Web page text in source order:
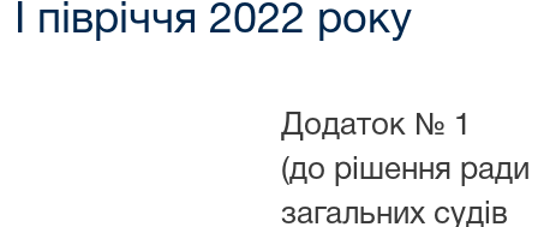
I півріччя 2022 року
Додаток № 1
(до рішення ради
загальних судів